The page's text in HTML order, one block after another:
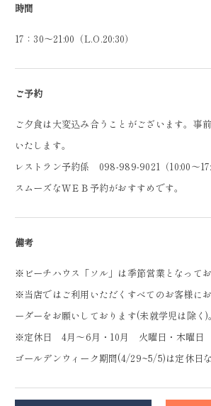
時間
17：30～21:00（L.O.20:30）
ご予約
ご夕食は大変込み合うことがございます。事
いたします。
レストラン予約係 098-989-9021（10:00～
スムーズなＷＥＢ予約がおすすめです。
備考
※ビーチハウス「ソル」は季節営業となってお
※当店ではご利用いただくすべてのお客様に
ーダーをお願いしております(未就学児は除く)。
※定休日 4月～6月・10月 火曜日・木曜日
ゴールデンウィーク期間(4/29~5/5)は定休日